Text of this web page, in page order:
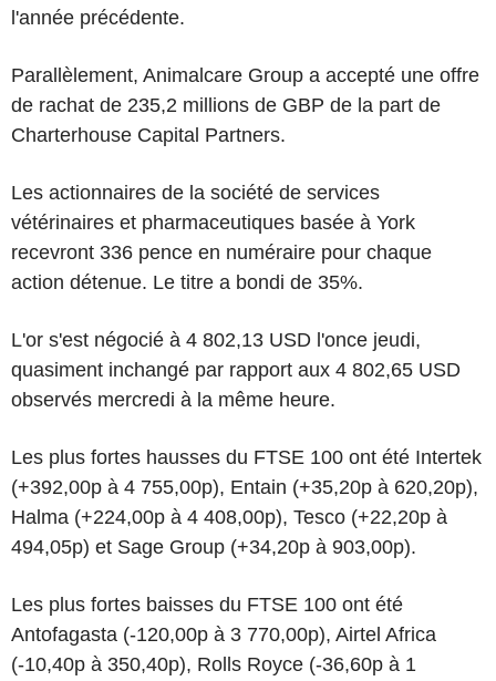
l'année précédente.
Parallèlement, Animalcare Group a accepté une offre
de rachat de 235,2 millions de GBP de la part de
Charterhouse Capital Partners.
Les actionnaires de la société de services
vétérinaires et pharmaceutiques basée à York
recevront 336 pence en numéraire pour chaque
action détenue. Le titre a bondi de 35%.
L'or s'est négocié à 4 802,13 USD l'once jeudi,
quasiment inchangé par rapport aux 4 802,65 USD
observés mercredi à la même heure.
Les plus fortes hausses du FTSE 100 ont été Intertek
(+392,00p à 4 755,00p), Entain (+35,20p à 620,20p),
Halma (+224,00p à 4 408,00p), Tesco (+22,20p à
494,05p) et Sage Group (+34,20p à 903,00p).
Les plus fortes baisses du FTSE 100 ont été
Antofagasta (-120,00p à 3 770,00p), Airtel Africa
(-10,40p à 350,40p), Rolls Royce (-36,60p à 1